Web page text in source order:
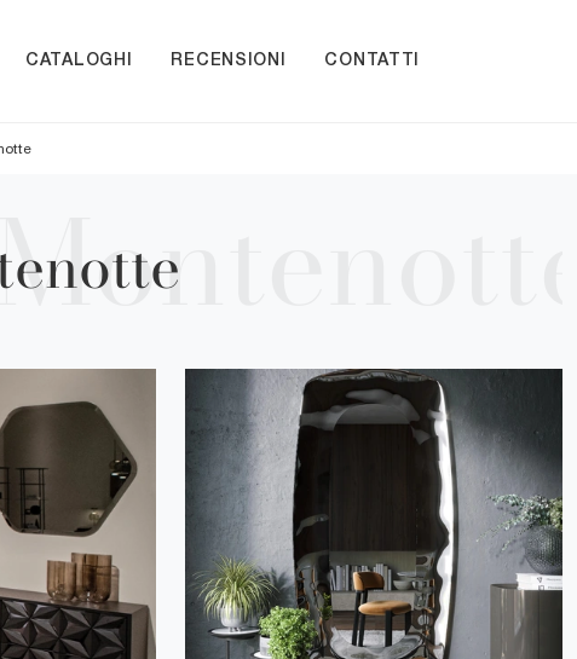
CATALOGHI RECENSIONI CONTATTI